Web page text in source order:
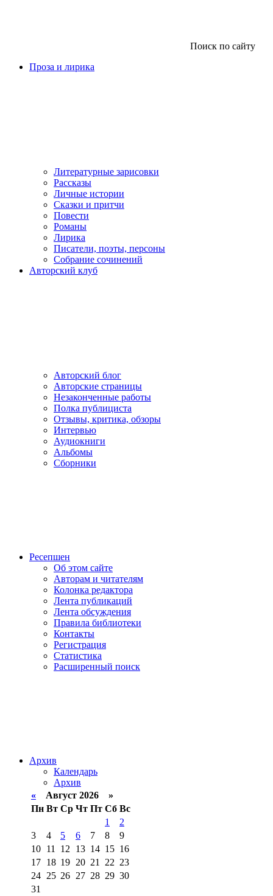
Поиск по сайту
Проза и лирика
Литературные зарисовки
Рассказы
Личные истории
Сказки и притчи
Повести
Романы
Лирика
Писатели, поэты, персоны
Собрание сочинений
Авторский клуб
Авторский блог
Авторские страницы
Незаконченные работы
Полка публициста
Отзывы, критика, обзоры
Интервью
Аудиокниги
Альбомы
Сборники
Ресепшен
Об этом сайте
Авторам и читателям
Колонка редактора
Лента публикаций
Лента обсуждения
Правила библиотеки
Контакты
Регистрация
Статистика
Расширенный поиск
Архив
Календарь
Архив
« Август 2026 »
Пн Вт Ср Чт Пт Сб Вс
1
2
3
4 5 6 7 8
9
10 11 12 13 14 15 16
17 18 19 20 21 22 23
24 25 26 27 28 29 30
31